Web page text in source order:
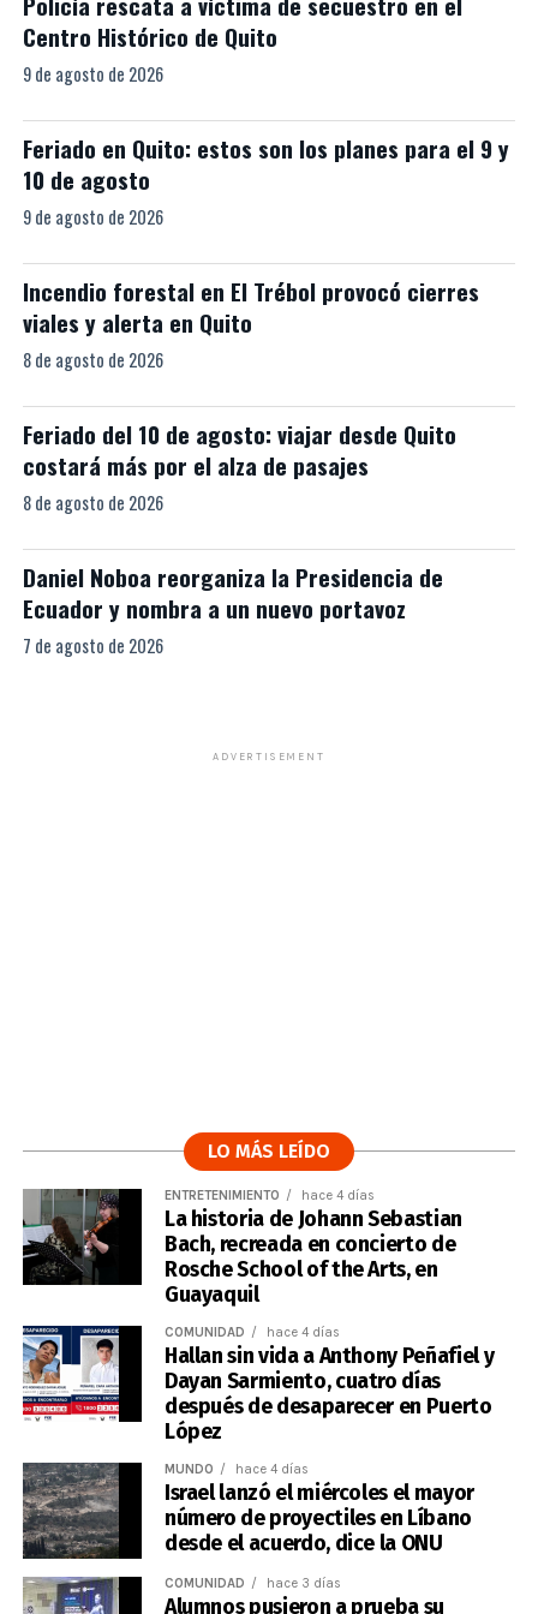
Centro Histórico de Quito
9 de agosto de 2026
Feriado en Quito: estos son los planes para el 9 y
10 de agosto
9 de agosto de 2026
Incendio forestal en El Trébol provocó cierres
viales y alerta en Quito
8 de agosto de 2026
Feriado del 10 de agosto: viajar desde Quito
costará más por el alza de pasajes
8 de agosto de 2026
Daniel Noboa reorganiza la Presidencia de
Ecuador y nombra a un nuevo portavoz
7 de agosto de 2026
ADVERTISEMENT
LO MÁS LEÍDO
ENTRETENIMIENTO hace 4 días
La historia de Johann Sebastian
Bach, recreada en concierto de
Rosche School of the Arts, en
Guayaquil
COMUNIDAD hace 4 días
Hallan sin vida a Anthony Peñafiel y
Dayan Sarmiento, cuatro días
después de desaparecer en Puerto
López
MUNDO hace 4 días
Israel lanzó el miércoles el mayor
número de proyectiles en Líbano
desde el acuerdo, dice la ONU
COMUNIDAD hace 3 días
Alumnos pusieron a prueba su